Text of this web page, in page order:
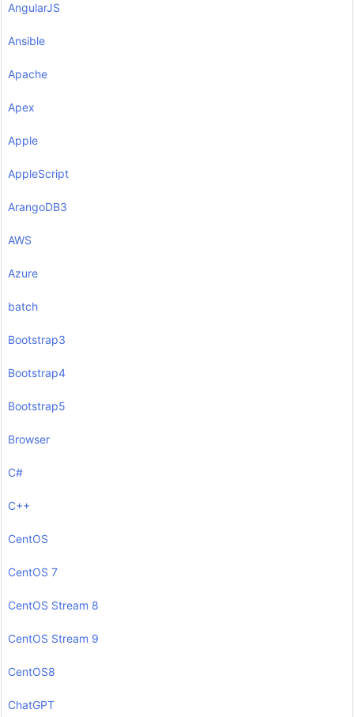
AngularJS
Ansible
Apache
Apex
Apple
AppleScript
ArangoDB3
AWS
Azure
batch
Bootstrap3
Bootstrap4
Bootstrap5
Browser
C#
C++
CentOS
CentOS 7
CentOS Stream 8
CentOS Stream 9
CentOS8
ChatGPT